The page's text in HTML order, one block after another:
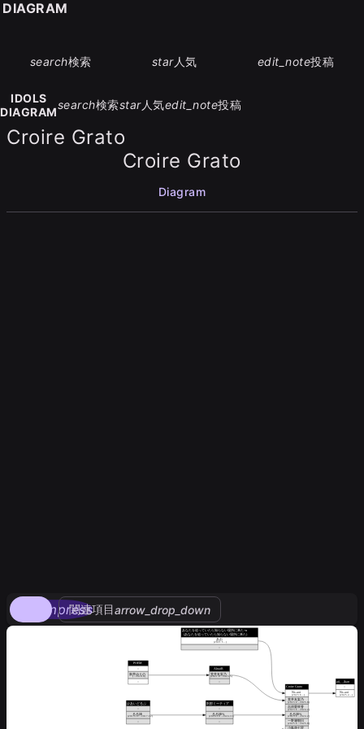
search検索 star人気 edit_note投稿
IDOLS
DIAGRAM
search検索star人気edit_note投稿
Croire Grato
Croire Grato
Diagram
compress
関連項目arrow_drop_down